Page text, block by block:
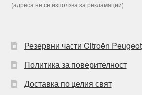
(адреса не се използва за рекламации)
Резервни части Citroën Peugeot
Политика за поверителност
Доставка по целия свят